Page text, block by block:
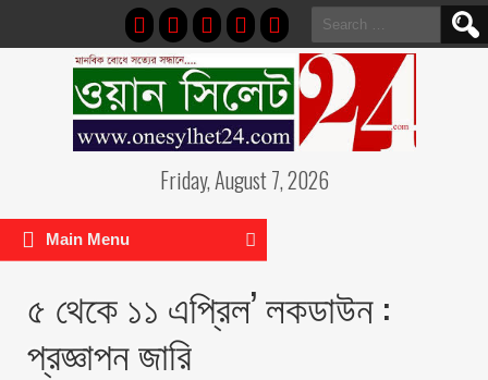
Search
for:
Friday, August 7, 2026
Main Menu
৫ থেকে ১১ এপ্রিল’ লকডাউন :
প্রজ্ঞাপন জারি